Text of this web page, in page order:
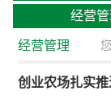
经营
经营管理
创业农场扎实